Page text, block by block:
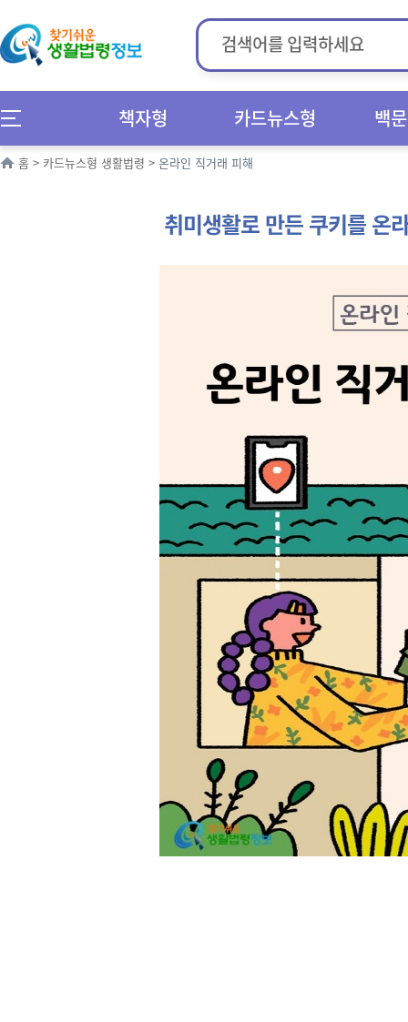
책자형 카드뉴스형 백
홈 > 카드뉴스형 생활법령 > 온라인 직거래 피해
취미생활로 만든 쿠키를 온